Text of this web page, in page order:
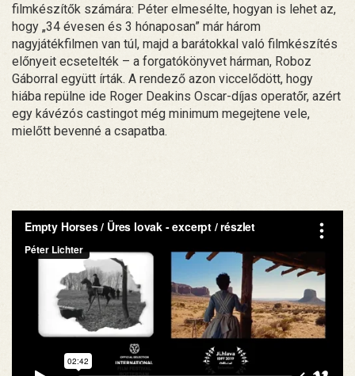
filmkészítők számára: Péter elmesélte, hogyan is lehet az,
hogy „34 évesen és 3 hónaposan” már három
nagyjátékfilmen van túl, majd a barátokkal való filmkészítés
előnyeit ecsetelték – a forgatókönyvet hárman, Roboz
Gáborral együtt írták. A rendező azon viccelődött, hogy
hiába repülne ide Roger Deakins Oscar-díjas operatőr, azért
egy kávézós castingot még minimum megejtene vele,
mielőtt bevenné a csapatba.